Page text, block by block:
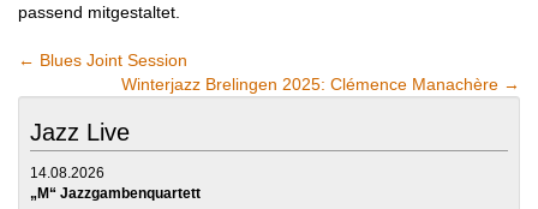
passend mitgestaltet.
← Blues Joint Session
Winterjazz Brelingen 2025: Clémence Manachère →
Jazz Live
14.08.2026
„M“ Jazzgambenquartett